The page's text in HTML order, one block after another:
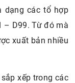
dạng các tổ hợp
– D99. Từ đó mà
xuất bản nhiều
xếp trong các